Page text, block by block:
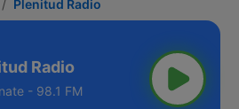
Plenitud Radio
Radio
- 98.1 FM